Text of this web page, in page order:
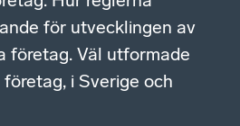
för utvecklingen av
företag. Väl utformade
i Sverige och